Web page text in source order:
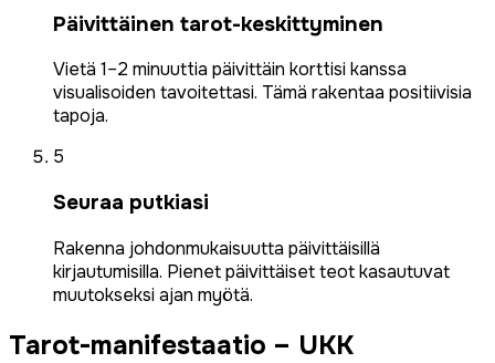
Päivittäinen tarot-keskittyminen
Vietä 1–2 minuuttia päivittäin korttisi kanssa
visualisoiden tavoitettasi. Tämä rakentaa positiivisia
tapoja.
5
Seuraa putkiasi
Rakenna johdonmukaisuutta päivittäisillä
kirjautumisilla. Pienet päivittäiset teot kasautuvat
muutokseksi ajan myötä.
Tarot-manifestaatio – UKK